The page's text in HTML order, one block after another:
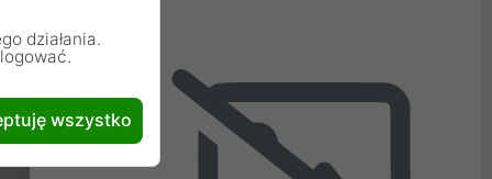
działania.
wszystko